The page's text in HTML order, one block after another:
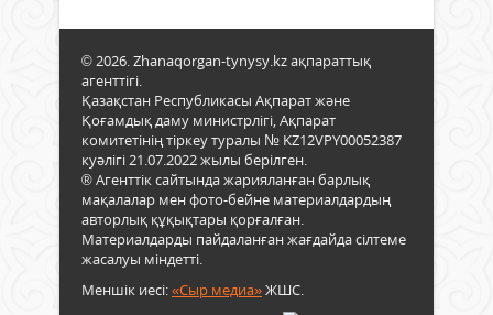
© 2026. Zhanaqorgan-tynysy.kz ақпараттық
агенттігі.
Қазақстан Республикасы Ақпарат және
Қоғамдық даму министрлігі, Ақпарат
комитетінің тіркеу туралы № KZ12VPY00052387
куәлігі 21.07.2022 жылы берілген.
® Агенттік сайтында жарияланған барлық
мақалалар мен фото-бейне материалдардың
авторлық құқықтары қорғалған.
Материалдарды пайдаланған жағдайда сілтеме
жасалуы міндетті.
Меншік иесі:«Сыр медиа»ЖШС.